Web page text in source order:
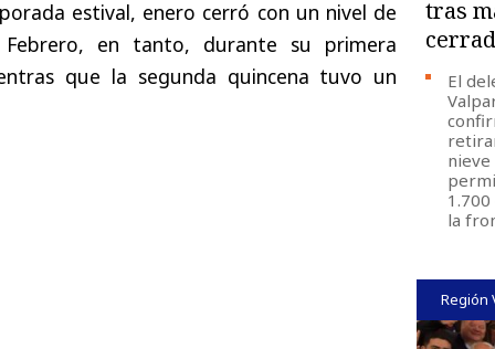
estival, enero cerró con un nivel de
en tanto, durante su primera
que la segunda quincena tuvo un
tras
El
la
Región